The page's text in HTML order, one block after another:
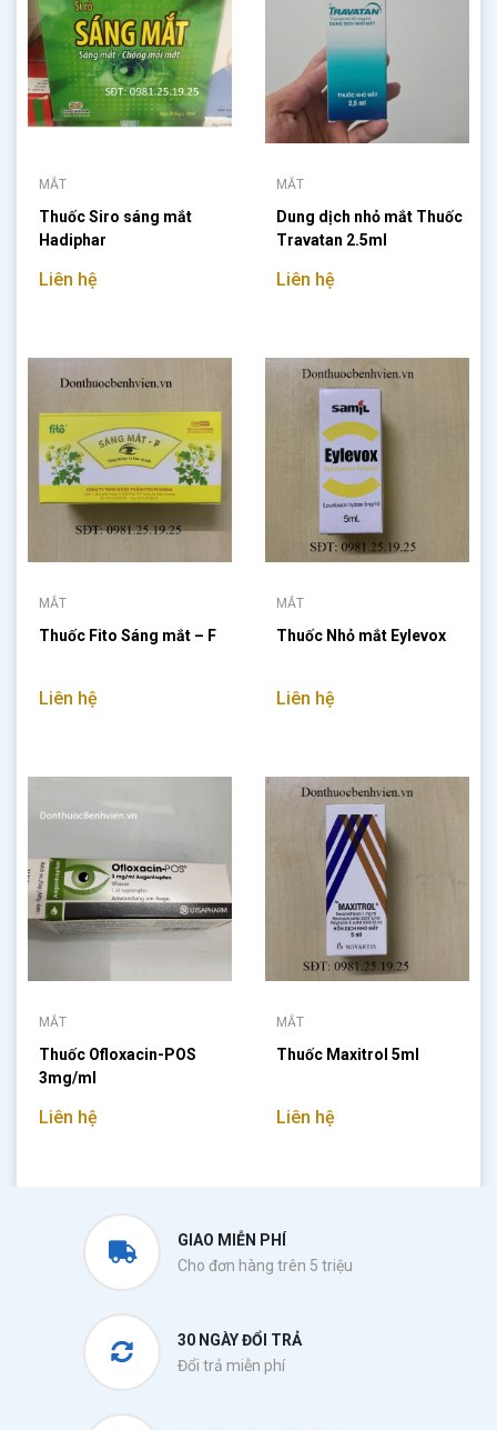
MẮT
Thuốc Siro sáng mắt
Hadiphar
Liên hệ
MẮT
Dung dịch nhỏ mắt Thuốc
Travatan 2.5ml
Liên hệ
MẮT
Thuốc Fito Sáng mắt – F
Liên hệ
MẮT
Thuốc Nhỏ mắt Eylevox
Liên hệ
MẮT
Thuốc Ofloxacin-POS
3mg/ml
Liên hệ
MẮT
Thuốc Maxitrol 5ml
Liên hệ
GIAO MIỄN PHÍ
Cho đơn hàng trên 5 triệu
30 NGÀY ĐỔI TRẢ
Đổi trả miễn phí